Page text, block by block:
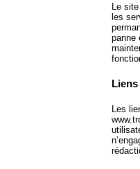
Le
les
panne
Liens
Les